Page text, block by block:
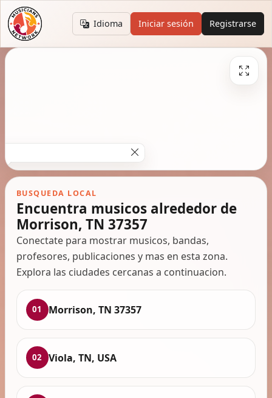
Idioma Iniciar sesión Registrarse
BUSQUEDA LOCAL
Encuentra musicos alrededor de
Morrison, TN 37357
Conectate para mostrar musicos, bandas,
profesores, publicaciones y mas en esta zona.
Explora las ciudades cercanas a continuacion.
01 Morrison, TN 37357
02 Viola, TN, USA